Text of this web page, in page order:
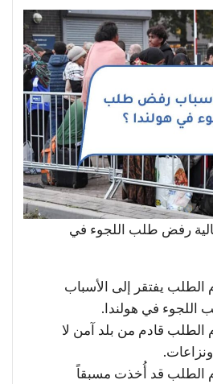
رفض طلب اللجوء في
الطلب يفتقر إلى الأسباب
اللجوء في هولندا.
الطلب قادم من بلد آمن لا
الطلب قد أُخذت مسبقاً